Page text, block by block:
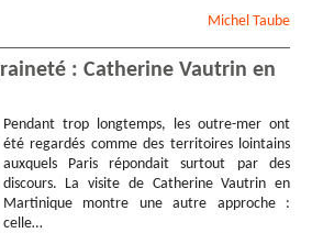
Michel Taube
: Catherine Vautrin en
Pendant trop longtemps, les outre-mer ont
été regardés comme des territoires lointains
auxquels Paris répondait surtout par des
discours. La visite de Catherine Vautrin en
Martinique montre une autre approche :
celle…